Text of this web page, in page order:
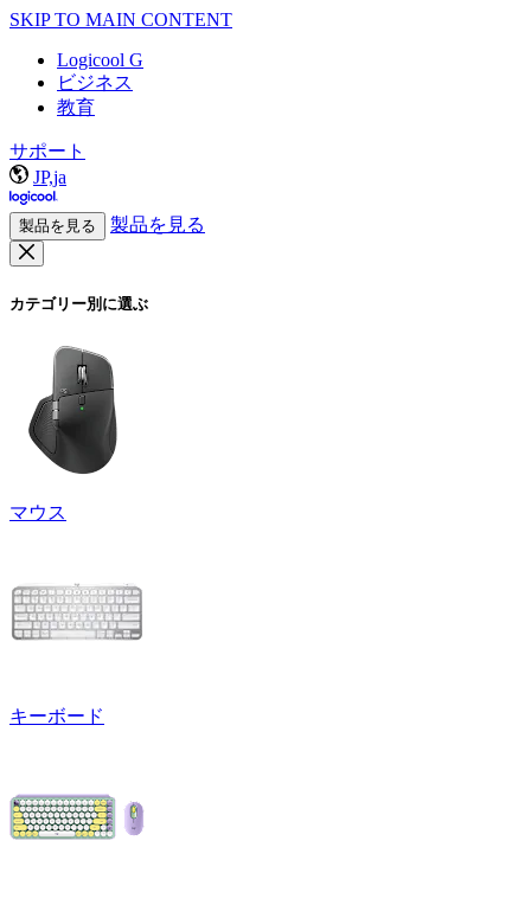
SKIP TO MAIN CONTENT
Logicool G
ビジネス
教育
サポート
JP,ja
製品を見る 製品を見る
カテゴリー別に選ぶ
マウス
キーボード